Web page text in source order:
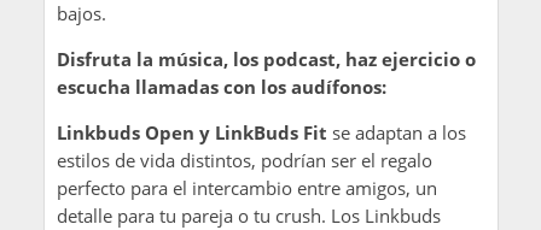
bajos.
Disfruta la música, los podcast, haz ejercicio o
escucha llamadas con los audífonos:
Linkbuds Open y LinkBuds Fit se adaptan a los
estilos de vida distintos, podrían ser el regalo
perfecto para el intercambio entre amigos, un
detalle para tu pareja o tu crush. Los Linkbuds